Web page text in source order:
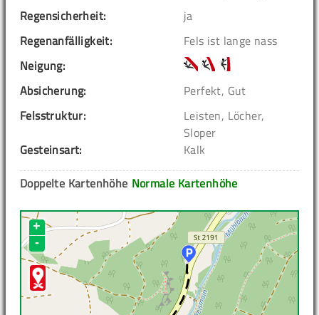
Regensicherheit:
ja
Regenanfälligkeit:
Fels ist lange nass
Neigung:
Absicherung:
Perfekt, Gut
Felsstruktur:
Leisten, Löcher,
Sloper
Gesteinsart:
Kalk
Normale Kartenhöhe
Doppelte Kartenhöhe
+
-